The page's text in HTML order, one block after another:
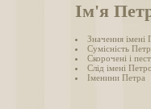
Ім'я
Значення імені
Сумісність
Скорочені і
Слід імені
Іменини Петра